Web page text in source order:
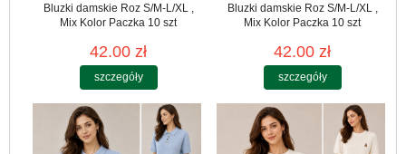
Bluzki damskie Roz S/M-L/XL ,
Mix Kolor Paczka 10 szt
42.00 zł
szczegóły
Bluzki damskie Roz S/M-L/XL ,
Mix Kolor Paczka 10 szt
42.00 zł
szczegóły